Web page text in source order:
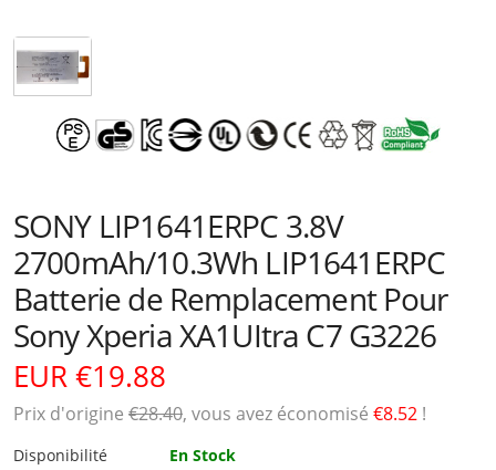
SONY LIP1641ERPC 3.8V
2700mAh/10.3Wh LIP1641ERPC
Batterie de Remplacement Pour
Sony Xperia XA1UItra C7 G3226
EUR €19.88
Prix ​​d'origine €28.40, vous avez économisé €8.52 !
Disponibilité
En Stock